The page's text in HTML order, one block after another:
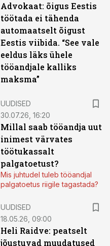
Advokaat: õigus Eestis
töötada ei tähenda
automaatselt õigust
Eestis viibida. “See vale
eeldus läks ühele
tööandjale kalliks
maksma”
UUDISED
30.07.26, 16:20
Millal saab tööandja uut
inimest värvates
töötukassalt
palgatoetust?
Mis juhtudel tuleb tööandjal
palgatoetus riigile tagastada?
UUDISED
18.05.26, 09:00
Heli Raidve: peatselt
jõustuvad muudatused